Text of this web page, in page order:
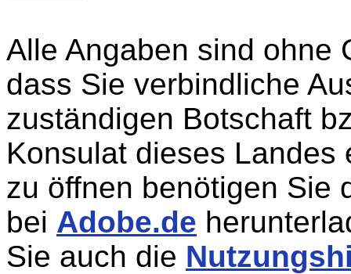
Alle Angaben sind ohne
dass Sie verbindliche
zuständigen Botschaft
Konsulat dieses Landes
zu öffnen benötigen Sie
bei Adobe.de
Sie auch die